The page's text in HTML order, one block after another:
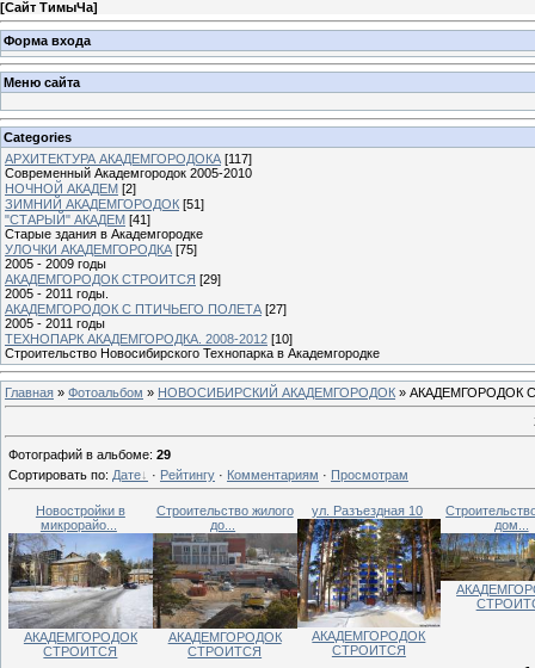
[Сайт ТимыЧа]
Форма входа
Меню сайта
Categories
АРХИТЕКТУРА АКАДЕМГОРОДОКА [117]
Современный Академгородок 2005-2010
НОЧНОЙ АКАДЕМ [2]
ЗИМНИЙ АКАДЕМГОРОДОК [51]
"СТАРЫЙ" АКАДЕМ [41]
Старые здания в Академгородке
УЛОЧКИ АКАДЕМГОРОДКА [75]
2005 - 2009 годы
АКАДЕМГОРОДОК СТРОИТСЯ [29]
2005 - 2011 годы.
АКАДЕМГОРОДОК С ПТИЧЬЕГО ПОЛЕТА [27]
2005 - 2011 годы
ТЕХНОПАРК АКАДЕМГОРОДКА. 2008-2012 [10]
Строительство Новосибирского Технопарка в Академгородке
Главная » Фотоальбом » НОВОСИБИРСКИЙ АКАДЕМГОРОДОК » АКАДЕМГОРОДОК
Фотографий в альбоме: 29
Сортировать по: Дате · Рейтингу · Комментариям · Просмотрам
Новостройки в
микрорайо...
АКАДЕМГОРОДОК
СТРОИТСЯ
Строительство жилого
до...
АКАДЕМГОРОДОК
СТРОИТСЯ
ул. Разъездная 10
АКАДЕМГОРОДОК
СТРОИТСЯ
дом...